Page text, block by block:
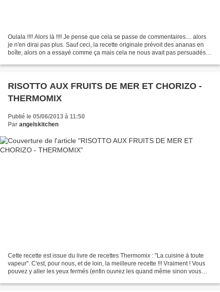
Oulala !!!! Alors là !!!! Je pense que cela se passe de commentaires.... alors
je n'en dirai pas plus. Sauf ceci, la recette originale prévoit des ananas en
boîte, alors on a essayé comme ça mais cela ne nous avait pas persuadés,
RISOTTO AUX FRUITS DE MER ET CHORIZO -
THERMOMIX
Publié le 05/06/2013 à 11:50
Par angelskitchen
Cette recette est issue du livre de recettes Thermomix : "La cuisine à toute
vapeur". C'est, pour nous, et de loin, la meilleure recette !!! Vraiment ! Vous
pouvez y aller les yeux fermés (enfin ouvrez les quand même sinon vous